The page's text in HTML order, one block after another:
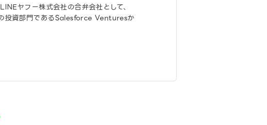
ヤフー株式会社の合弁会社として、
投資部門であるSalesforce Venturesか